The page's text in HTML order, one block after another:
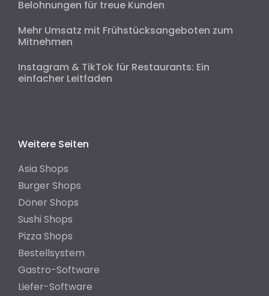
Belohnungen für treue Kunden
Mehr Umsatz mit Frühstücksangeboten zum
Mitnehmen
Instagram & TikTok für Restaurants: Ein
einfacher Leitfaden
Weitere Seiten
Asia Shops
Burger Shops
Döner Shops
Sushi Shops
Pizza Shops
Bestellsystem
Gastro-Software
Liefer-Software